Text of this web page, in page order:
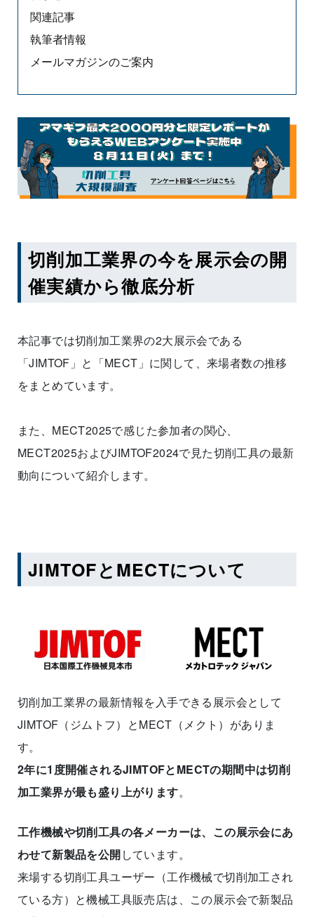
関連記事
執筆者情報
メールマガジンのご案内
切削加工業界の今を展示会の開
催実績から徹底分析
本記事では切削加工業界の2大展示会である
「JIMTOF」と「MECT」に関して、来場者数の推移
をまとめています。
また、MECT2025で感じた参加者の関心、
MECT2025およびJIMTOF2024で見た切削工具の最新
動向について紹介します。
JIMTOFとMECTについて
切削加工業界の最新情報を入手できる展示会として
JIMTOF（ジムトフ）とMECT（メクト）がありま
す。
2年に1度開催されるJIMTOFとMECTの期間中は切削
加工業界が最も盛り上がります。
工作機械や切削工具の各メーカーは、この展示会にあ
わせて新製品を公開しています。
来場する切削工具ユーザー（工作機械で切削加工され
ている方）と機械工具販売店は、この展示会で新製品